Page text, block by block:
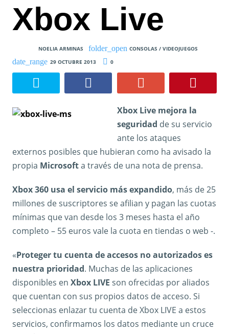
Xbox Live
NOELIA ARMINAS
CONSOLAS / VIDEOJUEGOS
29 OCTUBRE 2013
0
Xbox Live mejora la
seguridad de su servicio
ante los ataques
externos posibles que hubieran como ha avisado la
propia Microsofta través de una nota de prensa.
Xbox 360 usa el servicio más expandido, más de 25
millones de suscriptores se afilian y pagan las cuotas
mínimas que van desde los 3 meses hasta el año
completo – 55 euros vale la cuota en tiendas o web -.
«Proteger tu cuenta de accesos no autorizados es
nuestra prioridad. Muchas de las aplicaciones
disponibles en Xbox LIVE son ofrecidas por aliados
que cuentan con sus propios datos de acceso. Si
seleccionas enlazar tu cuenta de Xbox LIVE a estos
servicios, confirmamos los datos mediante un cruce